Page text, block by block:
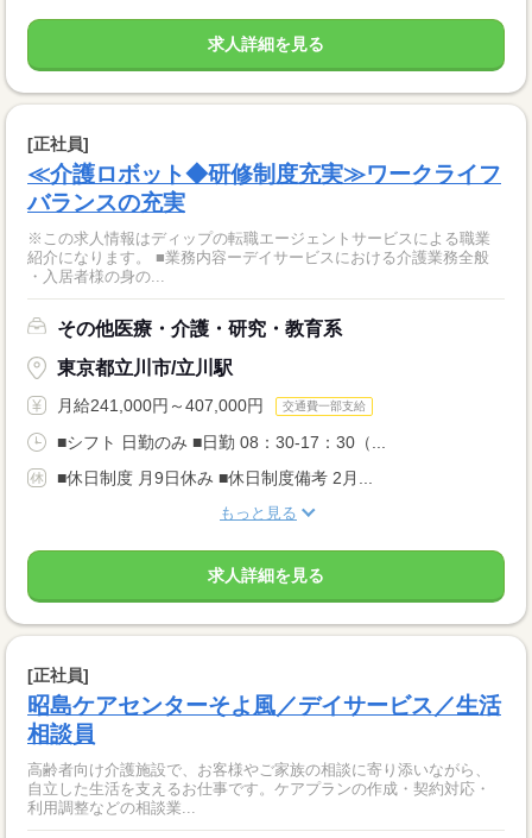
求人詳細を見る
[正社員]
≪介護ロボット◆研修制度充実≫ワークライフ
バランスの充実
※この求人情報はディップの転職エージェントサービスによる職業
紹介になります。 ■業務内容ーデイサービスにおける介護業務全般
・入居者様の身の...
その他医療・介護・研究・教育系
東京都立川市/立川駅
月給241,000円～407,000円 交通費一部支給
■シフト 日勤のみ ■日勤 08：30-17：30（...
■休日制度 月9日休み ■休日制度備考 2月...
もっと見る
求人詳細を見る
[正社員]
昭島ケアセンターそよ風／デイサービス／生活
相談員
高齢者向け介護施設で、お客様やご家族の相談に寄り添いながら、
自立した生活を支えるお仕事です。ケアプランの作成・契約対応・
利用調整などの相談業...